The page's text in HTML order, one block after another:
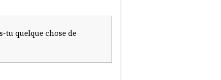
source
tu quelque chose de